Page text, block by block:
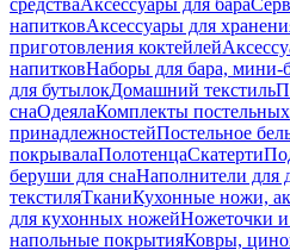
средстваАксессуары для бара
напитковАксессуары для
приготовления коктейлей
напитковНаборы для бара, мини-
для бутылокДомашний текстиль
снаОдеялаКомплекты постельных
принадлежностейПостельное
покрывалаПолотенцаСкатерти
беруши для снаНаполнители для
текстиляТканиКухонные ножи,
для кухонных ножейНожеточки
напольные покрытияКовры,